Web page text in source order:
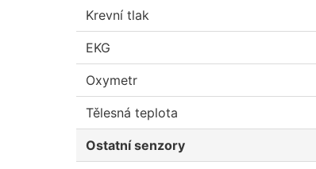
Krevní tlak
EKG
Oxymetr
Tělesná teplota
Ostatní senzory